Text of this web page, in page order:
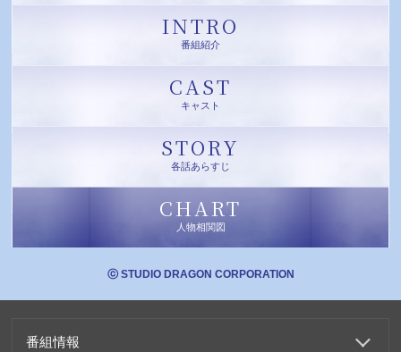
INTRO
番組紹介
CAST
キャスト
STORY
各話あらすじ
CHART
人物相関図
ⓒ STUDIO DRAGON CORPORATION
番組情報